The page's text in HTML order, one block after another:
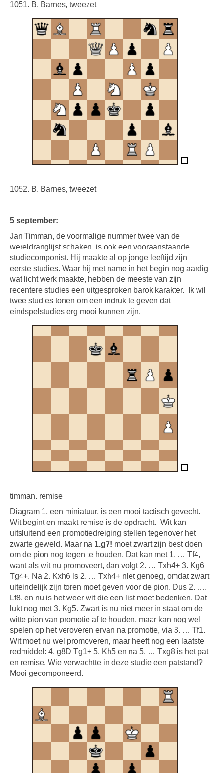
1051. B. Barnes, tweezet
1052. B. Barnes, tweezet
5 september:
Jan Timman, de voormalige nummer twee van de
wereldranglijst schaken, is ook een vooraanstaande
studiecomponist. Hij maakte al op jonge leeftijd zijn
eerste studies. Waar hij met name in het begin nog aardig
wat licht werk maakte, hebben de meeste van zijn
recentere studies een uitgesproken barok karakter.
Ik wil
twee studies tonen om een indruk te geven dat
eindspelstudies erg mooi kunnen zijn.
timman, remise
Diagram 1, een miniatuur, is een mooi tactisch gevecht.
Wit begint en maakt remise is de opdracht. Wit kan
uitsluitend een promotiedreiging stellen tegenover het
zwarte geweld. Maar na 1.g7! moet zwart zijn best doen
om de pion nog tegen te houden. Dat kan met 1. … Tf4,
want als wit nu promoveert, dan volgt 2. … Txh4+ 3. Kg6
Tg4+. Na 2. Kxh6 is 2. … Txh4+ niet genoeg, omdat zwart
uiteindelijk zijn toren moet geven voor de pion. Dus 2. ….
Lf8, en nu is het weer wit die een list moet bedenken. Dat
lukt nog met 3. Kg5. Zwart is nu niet meer in staat om de
witte pion van promotie af te houden, maar kan nog wel
spelen op het veroveren ervan na promotie, via 3. … Tf1.
Wit moet nu wel promoveren, maar heeft nog een laatste
redmiddel: 4. g8D Tg1+ 5. Kh5 en na 5. … Txg8 is het pat
en remise. Wie verwachtte in deze studie een patstand?
Mooi gecomponeerd.